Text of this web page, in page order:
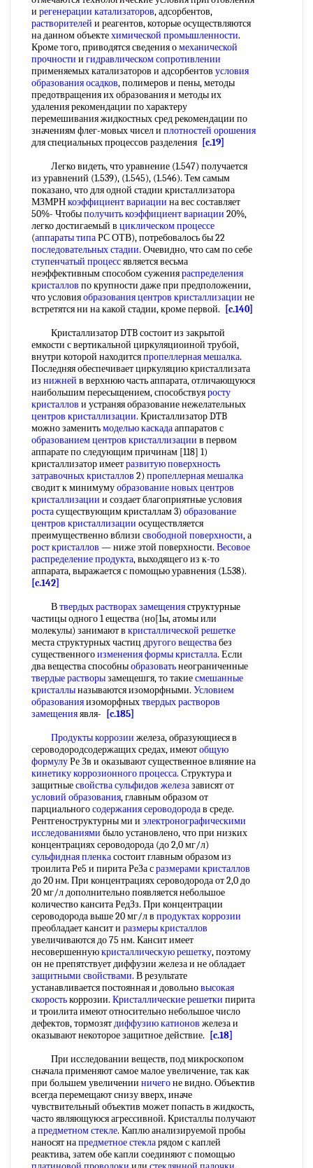
и регенерации катализаторов, адсорбентов,
растворителей и реагентов, которые осуществляются
на данном объектехимической промышленности.
Кроме того, приводятся сведения омеханической
прочности и гидравлическом сопротивлении
применяемых катализаторов и адсорбентов условия
образования осадков, полимеров и пены, методы
предотвращения их образования и методы их
удаления рекомендации по характеру
перемешивания жидкостных сред рекомендации по
значениям флег-мовых чисел и плотностей орошения
для специальных процессов разделения [c.19]
Легко видеть, что уравнение (1.547) получается
из уравнений (1.539), (1.545), (1.546). Тем самым
показано, что для одной стадии кристаллизатора
МЗМРНкоэффициент вариации на вес составляет
50%- Чтобыполучитькоэффициент вариации 20%,
легко достигаемый в циклическом процессе
(аппараты типаРС ОТВ), потребовалось бы 22
последовательных стадии. Очевидно, что сам по себе
ступенчатый процессявляется весьма
неэффективным способом суженияраспределения
кристаллов по крупности даже при предположении,
что условияобразования центров кристаллизации не
встретятся ни на какой стадии, кроме первой.
[c.140]
Кристаллизатор DTB состоит из закрытой
емкости с вертикальной циркуляциоиной трубой,
внутри которой находитсяпропеллерная мешалка.
Последняя обеспечивает циркуляцию кристаллизата
из нижней в верхнюю часть аппарата, отличающуюся
наибольшим пересыщением, способствуяросту
кристаллов и устраняя образование нежелательных
центров кристаллизации. Кристаллизатор DTB
можно заменитьмоделью каскадааппаратов с
образованием центров кристаллизации в первом
аппарате по следующим причинам [118] 1)
кристаллизатор имеетразвитую поверхность
затравочных кристаллов 2) пропеллерная мешалка
сводит к минимумуобразование новыхцентров
кристаллизации и создает благоприятные условия
ростасуществующим кристаллам 3) образование
центров кристаллизации осуществляется
преимущественно вблизи свободной поверхности, а
рост кристаллов — ниже этой поверхности. Весовое
распределениепродукта, выходящего из к-то
аппарата, выражается с помощью уравнения (1.538).
[c.142]
Втвердых растворах замещенияструктурные
частицы одного 1 ещества (но[1ы, атомы или
молекулы) занимают в кристаллической решетке
места структурных частиц другого веществабез
существенногоизменения формы кристалла. Если
два вещества способныобразоватьнеограниченные
твердые растворызамещешгя, то такиесмешанные
кристаллыназываются изоморфными. Условием
образованияизоморфныхтвердых растворов
замещенияявля-
[c.185]
Продукты коррозии железа, образующиеся в
сероводородсодержащих средах, имеютобщую
формулуРе Зв и оказывают существенное влияние на
кинетику коррозионного процесса. Структура и
защитныесвойства сульфидов железазависят от
условий образования, главным образом от
парциальногосодержания сероводородав среде.
Рентгеноструктурны ми и электронографическими
исследованиями было установлено, что при низких
концентрациях сероводорода (до 2,0 мг/л)
сульфидная пленкасостоит главным образом из
троилита Ре5 и пирита РеЗа сразмерами кристаллов
до 20 нм. При концентрациях сероводорода от 2,0 до
20 мг/л дополнительно появляется небольшое
количество кансита РедЗз. При концентрации
сероводорода выше 20 мг/л в продуктах коррозии
преобладает кансит и размеры кристаллов
увеличиваются до 75 нм. Кансит имеет
несовершеннуюкристаллическую решетку, поэтому
он не препятствует диффузии железа и не обладает
защитными свойствами. В результате
устанавливается постоянная и довольновысокая
скоростькоррозии. Кристаллические решетки пирита
и троилита имеют относительно небольшое число
дефектов, тормозятдиффузию катионов железа и
оказывают некоторое защитное действие.
[c.18]
При исследовании веществ, под микроскопом
сначала применяют самое малое увеличение, так как
при большем увеличении ничегоне видно. Объектив
всегда перемещают снизу вверх, иначе
чувствительный объектив может попасть в жидкость,
часто являющуюся агрессивной. Кристаллы получают
апредметном стекле. Каплю анализируемой пробы
наносят напредметное стекларядом с каплей
реактива, затем обе капли соединяют с помощью